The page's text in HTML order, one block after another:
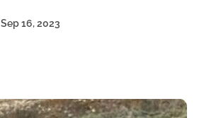
Sep 16, 2023